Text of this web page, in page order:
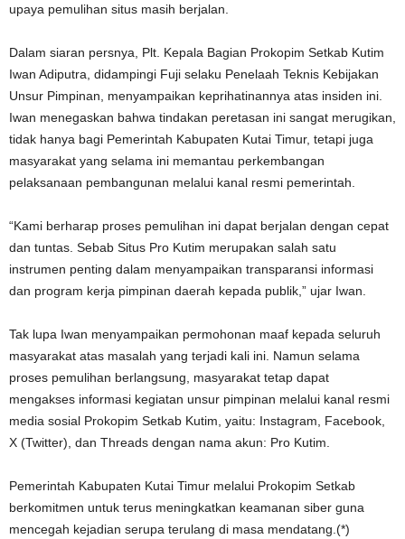
upaya pemulihan situs masih berjalan.
Dalam siaran persnya, Plt. Kepala Bagian Prokopim Setkab Kutim
Iwan Adiputra, didampingi Fuji selaku Penelaah Teknis Kebijakan
Unsur Pimpinan, menyampaikan keprihatinannya atas insiden ini.
Iwan menegaskan bahwa tindakan peretasan ini sangat merugikan,
tidak hanya bagi Pemerintah Kabupaten Kutai Timur, tetapi juga
masyarakat yang selama ini memantau perkembangan
pelaksanaan pembangunan melalui kanal resmi pemerintah.
“Kami berharap proses pemulihan ini dapat berjalan dengan cepat
dan tuntas. Sebab Situs Pro Kutim merupakan salah satu
instrumen penting dalam menyampaikan transparansi informasi
dan program kerja pimpinan daerah kepada publik,” ujar Iwan.
Tak lupa Iwan menyampaikan permohonan maaf kepada seluruh
masyarakat atas masalah yang terjadi kali ini. Namun selama
proses pemulihan berlangsung, masyarakat tetap dapat
mengakses informasi kegiatan unsur pimpinan melalui kanal resmi
media sosial Prokopim Setkab Kutim, yaitu: Instagram, Facebook,
X (Twitter), dan Threads dengan nama akun: Pro Kutim.
Pemerintah Kabupaten Kutai Timur melalui Prokopim Setkab
berkomitmen untuk terus meningkatkan keamanan siber guna
mencegah kejadian serupa terulang di masa mendatang.(*)